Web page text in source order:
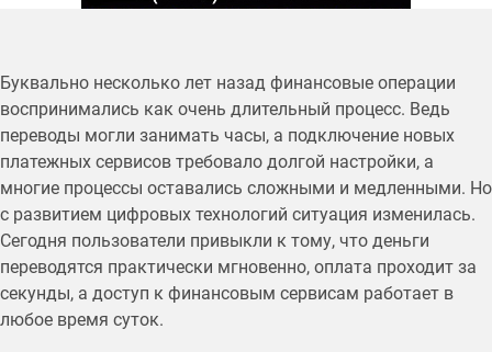
Буквально несколько лет назад финансовые операции
воспринимались как очень длительный процесс. Ведь
переводы могли занимать часы, а подключение новых
платежных сервисов требовало долгой настройки, а
многие процессы оставались сложными и медленными. Но
с развитием цифровых технологий ситуация изменилась.
Сегодня пользователи привыкли к тому, что деньги
переводятся практически мгновенно, оплата проходит за
секунды, а доступ к финансовым сервисам работает в
любое время суток.